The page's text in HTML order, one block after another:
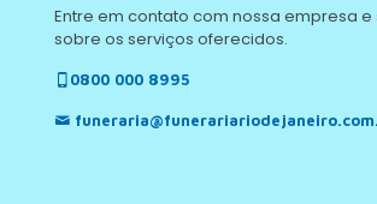
Entre em contato com nossa empresa e
sobre os serviços oferecidos.
0800 000 8995